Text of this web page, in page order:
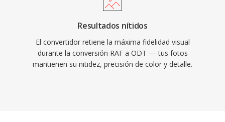
Resultados nítidos
El convertidor retiene la máxima fidelidad visual
durante la conversión RAF a ODT — tus fotos
mantienen su nitidez, precisión de color y detalle.